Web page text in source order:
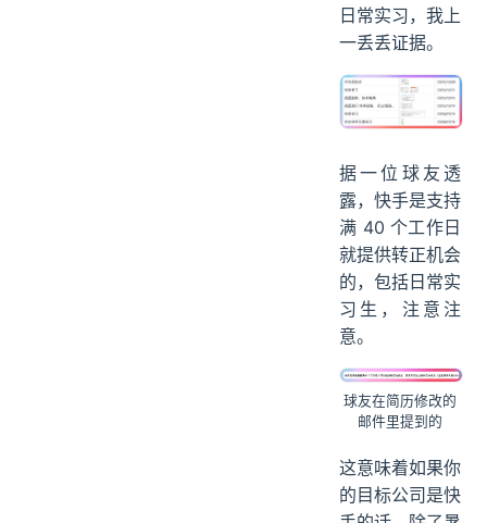
日常实习，我上
一丢丢证据。
据一位球友透
露，快手是支持
满 40 个工作日
就提供转正机会
的，包括日常实
习生，注意注
意。
球友在简历修改的
邮件里提到的
这意味着如果你
的目标公司是快